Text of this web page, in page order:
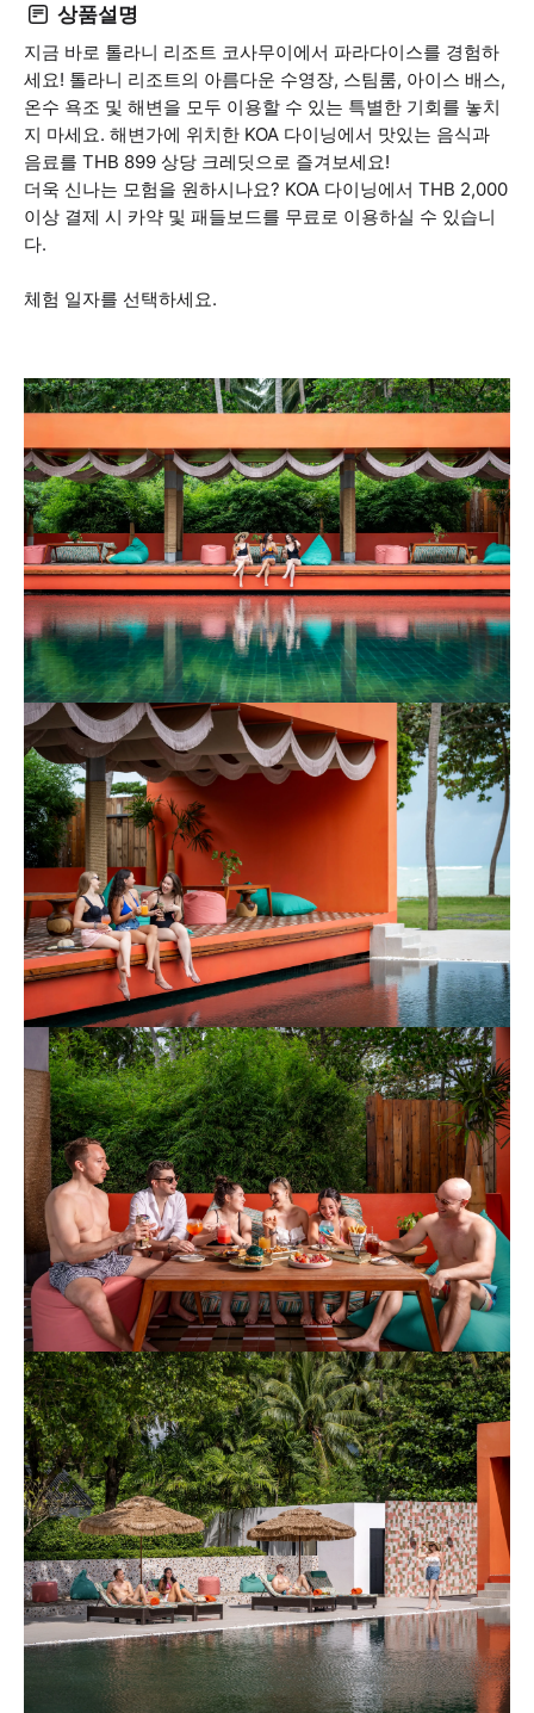
상품설명
지금 바로 톨라니 리조트 코사무이에서 파라다이스를 경험하
세요! 톨라니 리조트의 아름다운 수영장, 스팀룸, 아이스 배스,
온수 욕조 및 해변을 모두 이용할 수 있는 특별한 기회를 놓치
지 마세요. 해변가에 위치한 KOA 다이닝에서 맛있는 음식과
음료를 THB 899 상당 크레딧으로 즐겨보세요!
더욱 신나는 모험을 원하시나요? KOA 다이닝에서 THB 2,000
이상 결제 시 카약 및 패들보드를 무료로 이용하실 수 있습니
다.
체험 일자를 선택하세요.